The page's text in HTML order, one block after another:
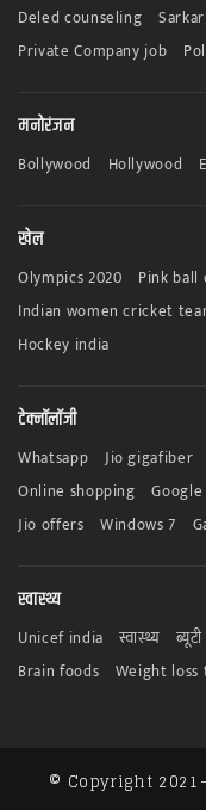
Deled counseling
Private Company job
मनोरंजन
Bollywood Hollywood
खेल
Olympics 2020 Pink
Indian women cricket
Hockey india
टेक्नॉलॉजी
Whatsapp Jio gigafiber
Online shopping
Jio offers
Windows 7
स्वास्थ्य
Unicef india स्वास्थ्य
Brain foods
Weight loss
© Copyright